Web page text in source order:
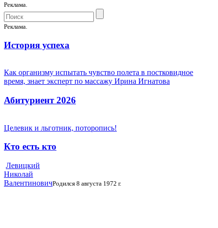
Реклама.
Реклама.
История успеха
Как организму испытать чувство полета в постковидное
время, знает эксперт по массажу Ирина Игнатова
Абитуриент 2026
Целевик и льготник, поторопись!
Кто есть кто
Левицкий
Николай
ВалентиновичРодился 8 августа 1972 г.